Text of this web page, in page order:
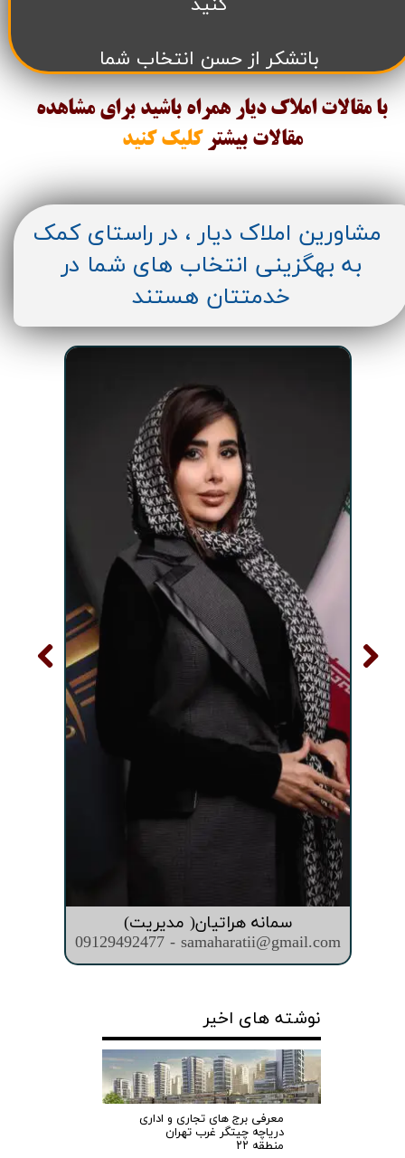
باتشکر از حسن انتخاب شما
با مقالات املاک دیار همراه باشید برای مشاهده
مقالات بیشتر کلیک کنید
سمانه هراتیان( مدیریت)
09129492477 - samaharatii@gmail.com
مشاورین املاک دیار ، در راستای کمک
به بهگزینی انتخاب های شما در
خدمتتان هستند
نوشته های اخیر
معرفی برج های تجاری و اداری
دریاچه چیتگر غرب تهران
منطقه ۲۲